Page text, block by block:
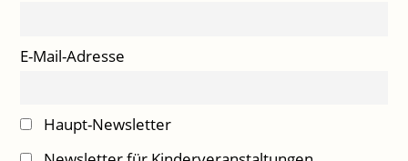
E-Mail-Adresse
Haupt-Newsletter